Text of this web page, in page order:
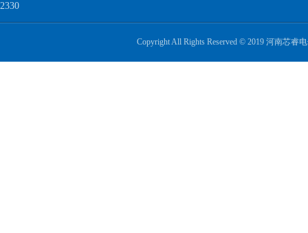
2330
Copyright All Rights Reserved © 2019 河南芯睿